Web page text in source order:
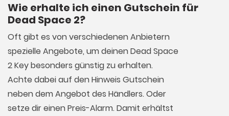
Wie erhalte ich einen Gutschein für
Dead Space 2?
Oft gibt es von verschiedenen Anbietern
spezielle Angebote, um deinen Dead Space
2 Key besonders günstig zu erhalten.
Achte dabei auf den Hinweis Gutschein
neben dem Angebot des Händlers. Oder
setze dir einen Preis-Alarm. Damit erhältst